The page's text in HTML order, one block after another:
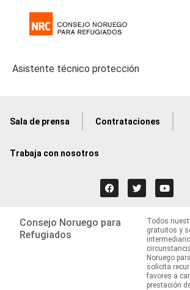
Asistente técnico protección
Sala de prensa Contrataciones
Trabaja con nosotros
Consejo Noruego para
Refugiados
Todos
gratuitos y
Noruego
solicita
favores a
prestación